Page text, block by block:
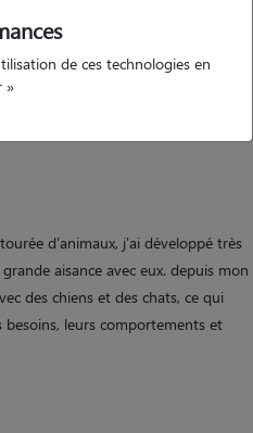
expérience soit agréable et
d'échanger avec vous pour
spécifiques de votre animal.
d'animaux, j'ai développé très
aisance avec eux. depuis mon
des chiens et des chats, ce qui
leurs comportements et
de ces technologies en
»